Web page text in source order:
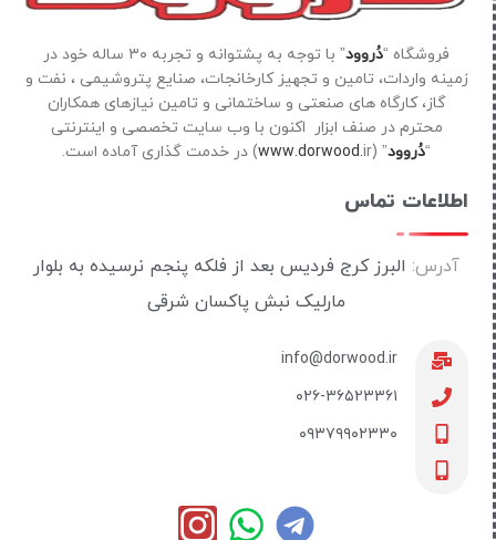
فروشگاه “دُروود
” با توجه به پشتوانه و تجربه ۳۰ ساله خود در
زمینه واردات، تامین و تجهیز کارخانجات، صنایع پتروشیمی ، نفت و
گاز، کارگاه های صنعتی و ساختمانی و تامین نیازهای همکاران
محترم در صنف ابزار اکنون با وب سایت تخصصی و اینترنتی
“دُروود” (
www.dorwood.ir) در خدمت گذاری آماده است.
اطلاعات تماس
آدرس: البرز کرج فردیس بعد از فلکه پنجم نرسیده به بلوار
مارلیک نبش پاکسان شرقی
info@dorwood.ir
۰۲۶-۳۶۵۲۳۳۶۱
۰۹۳۷۹۹۰۲۳۳۰